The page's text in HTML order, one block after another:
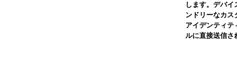
します。デバイ
ンドリーなカス
アイデンティテ
ルに直接送信さ